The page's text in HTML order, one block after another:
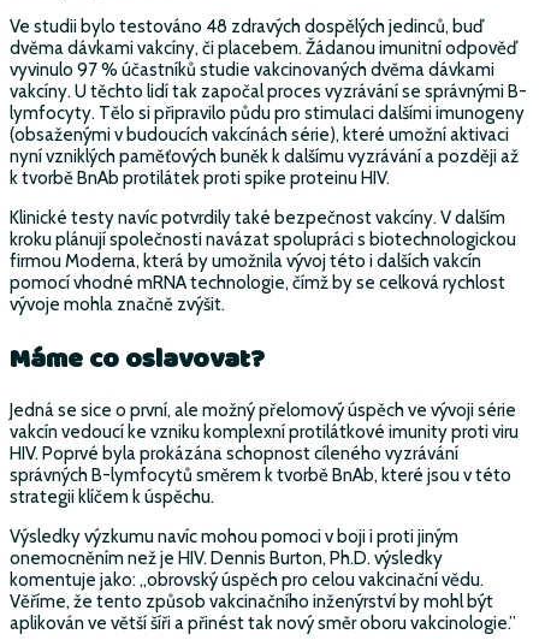
Ve studii bylo testováno 48 zdravých dospělých jedinců, buď
dvěma dávkami vakcíny, či placebem. Žádanou imunitní odpověď
vyvinulo 97 % účastníků studie vakcinovaných dvěma dávkami
vakcíny. U těchto lidí tak započal proces vyzrávání se správnými B-
lymfocyty. Tělo si připravilo půdu pro stimulaci dalšími imunogeny
(obsaženými v budoucích vakcínách série), které umožní aktivaci
nyní vzniklých paměťových buněk k dalšímu vyzrávání a později až
k tvorbě BnAb protilátek proti spike proteinu HIV.
Klinické testy navíc potvrdily také bezpečnost vakcíny. V dalším
kroku plánují společnosti navázat spolupráci s biotechnologickou
firmou Moderna, která by umožnila vývoj této i dalších vakcín
pomocí vhodné mRNA technologie, čímž by se celková rychlost
vývoje mohla značně zvýšit.
Máme co oslavovat?
Jedná se sice o první, ale možný přelomový úspěch ve vývoji série
vakcín vedoucí ke vzniku komplexní protilátkové imunity proti viru
HIV. Poprvé byla prokázána schopnost cíleného vyzrávání
správných B-lymfocytů směrem k tvorbě BnAb, které jsou v této
strategii klíčem k úspěchu.
Výsledky výzkumu navíc mohou pomoci v boji i proti jiným
onemocněním než je HIV. Dennis Burton, Ph.D. výsledky
komentuje jako: „obrovský úspěch pro celou vakcinační vědu.
Věříme, že tento způsob vakcinačního inženýrství by mohl být
aplikován ve větší šíři a přinést tak nový směr oboru vakcinologie.”